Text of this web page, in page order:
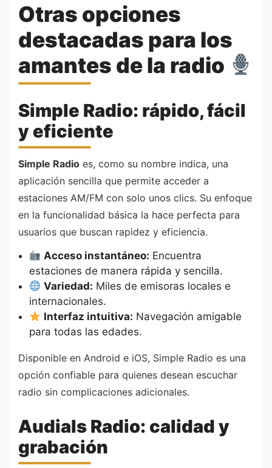
Otras opciones
destacadas para los
amantes de la radio
Simple Radio: rápido, fácil
y eficiente
Simple Radio es, como su nombre indica, una
aplicación sencilla que permite acceder a
estaciones AM/FM con solo unos clics. Su enfoque
en la funcionalidad básica la hace perfecta para
usuarios que buscan rapidez y eficiencia.
Acceso instantáneo: Encuentra
estaciones de manera rápida y sencilla.
Variedad: Miles de emisoras locales e
internacionales.
Interfaz intuitiva: Navegación amigable
para todas las edades.
Disponible en Android e iOS, Simple Radio es una
opción confiable para quienes desean escuchar
radio sin complicaciones adicionales.
Audials Radio: calidad y
grabación